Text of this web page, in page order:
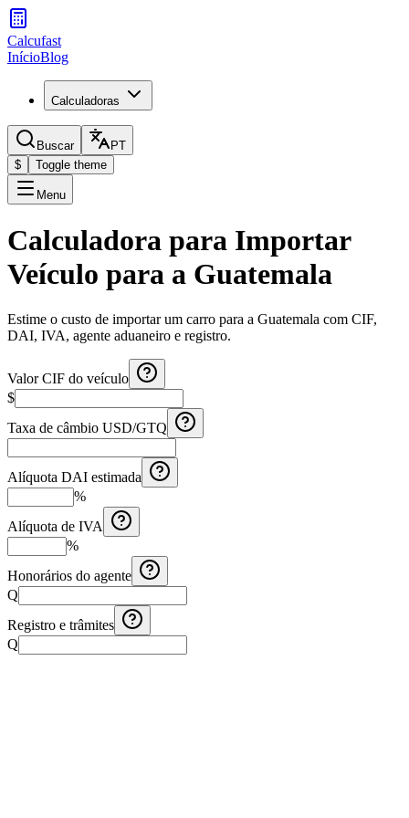
Calcufast
InícioBlog
Calculadoras
Buscar
PT
$
Toggle theme
Menu
Calculadora para Importar
Veículo para a Guatemala
Estime o custo de importar um carro para a Guatemala com CIF,
DAI, IVA, agente aduaneiro e registro.
Valor CIF do veículo
$
Taxa de câmbio USD/GTQ
Alíquota DAI estimada
%
Alíquota de IVA
%
Honorários do agente
Q
Registro e trâmites
Q